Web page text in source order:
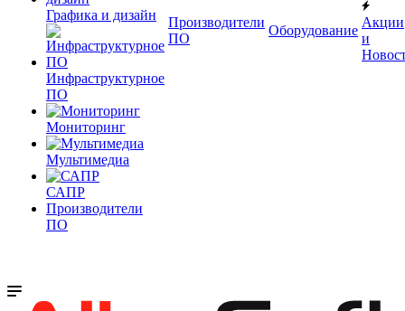
Графика и дизайн
Инфраструктурное
ПО
Мониторинг
Мультимедиа
САПР
Производители
ПО
Производители
ПО
Оборудование
Акции
и